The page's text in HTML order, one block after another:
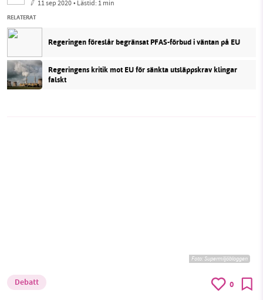
11 sep 2020• Lästid: 1 min
RELATERAT
Regeringen föreslår begränsat PFAS-förbud i väntan på EU
Regeringens kritik mot EU för sänkta utsläppskrav klingar
falskt
Foto: Supermiljöbloggen
Debatt 0